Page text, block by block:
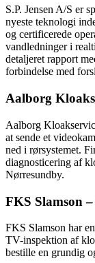
S.P. Jensen A/S er
nyeste teknologi
og certificerede
vandledninger i
detaljeret rapport
forbindelse med
Aalborg
Aalborg
at sende et
ned i rørsystemet.
diagnosticering af
Nørresundby.
FKS Slamson
FKS Slamson har
TV-inspektion af
bestille en grundig